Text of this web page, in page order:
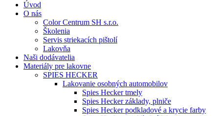
Úvod
O nás
Color Centrum SH s.r.o.
Školenia
Servis striekacích pištolí
Lakovňa
Naši dodávatelia
Materiály pre lakovne
SPIES HECKER
Lakovanie osobných automobilov
Spies Hecker tmely
Spies Hecker základy, plniče
Spies Hecker podkladové a krycie farby